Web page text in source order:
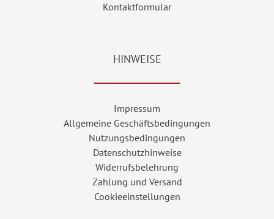
Kontaktformular
HINWEISE
Impressum
Allgemeine Geschäftsbedingungen
Nutzungsbedingungen
Datenschutzhinweise
Widerrufsbelehrung
Zahlung und Versand
Cookieeinstellungen